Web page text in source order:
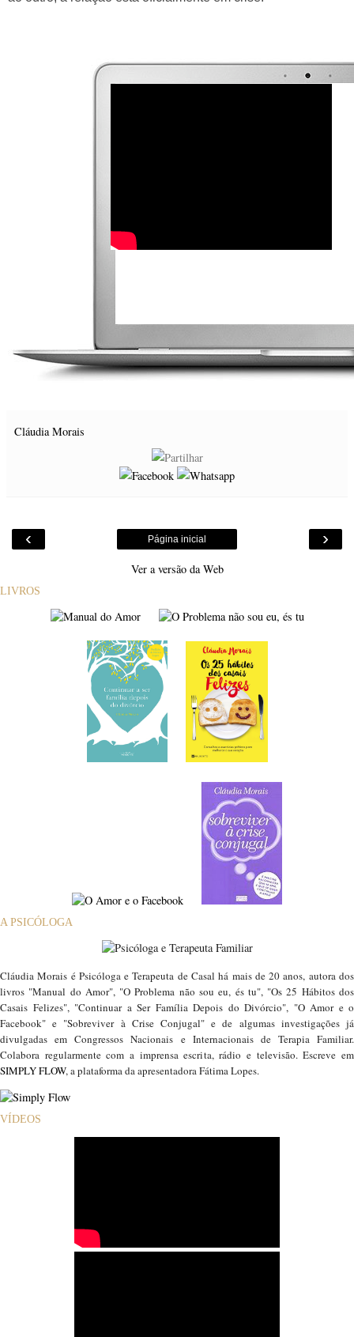
Cláudia Morais
‹ ›
Página inicial
Ver a versão da Web
LIVROS
A PSICÓLOGA
Cláudia Morais é Psicóloga e Terapeuta de Casal há mais de 20 anos, autora dos
livros "Manual do Amor", "O Problema não sou eu, és tu", "Os 25 Hábitos dos
Casais Felizes", "Continuar a Ser Família Depois do Divórcio", "O Amor e o
Facebook" e "Sobreviver à Crise Conjugal" e de algumas investigações já
divulgadas em Congressos Nacionais e Internacionais de Terapia Familiar.
Colabora regularmente com a imprensa escrita, rádio e televisão. Escreve em
SIMPLY FLOW, a plataforma da apresentadora Fátima Lopes.
VÍDEOS